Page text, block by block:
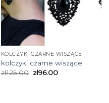
KOLCZYKI CZARNE WISZĄCE
kolczyki czarne wiszące
zł125.00 zł96.00